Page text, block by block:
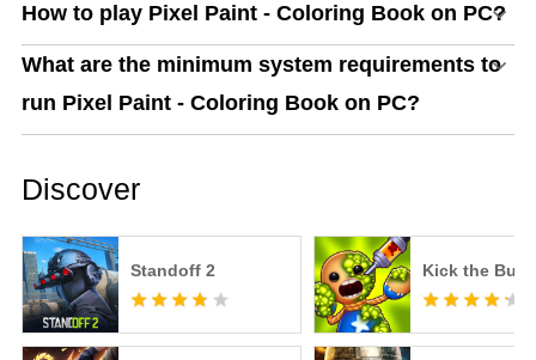
How to play Pixel Paint - Coloring Book on PC?
What are the minimum system requirements to
run Pixel Paint - Coloring Book on PC?
Discover
Standoff 2 Kick the